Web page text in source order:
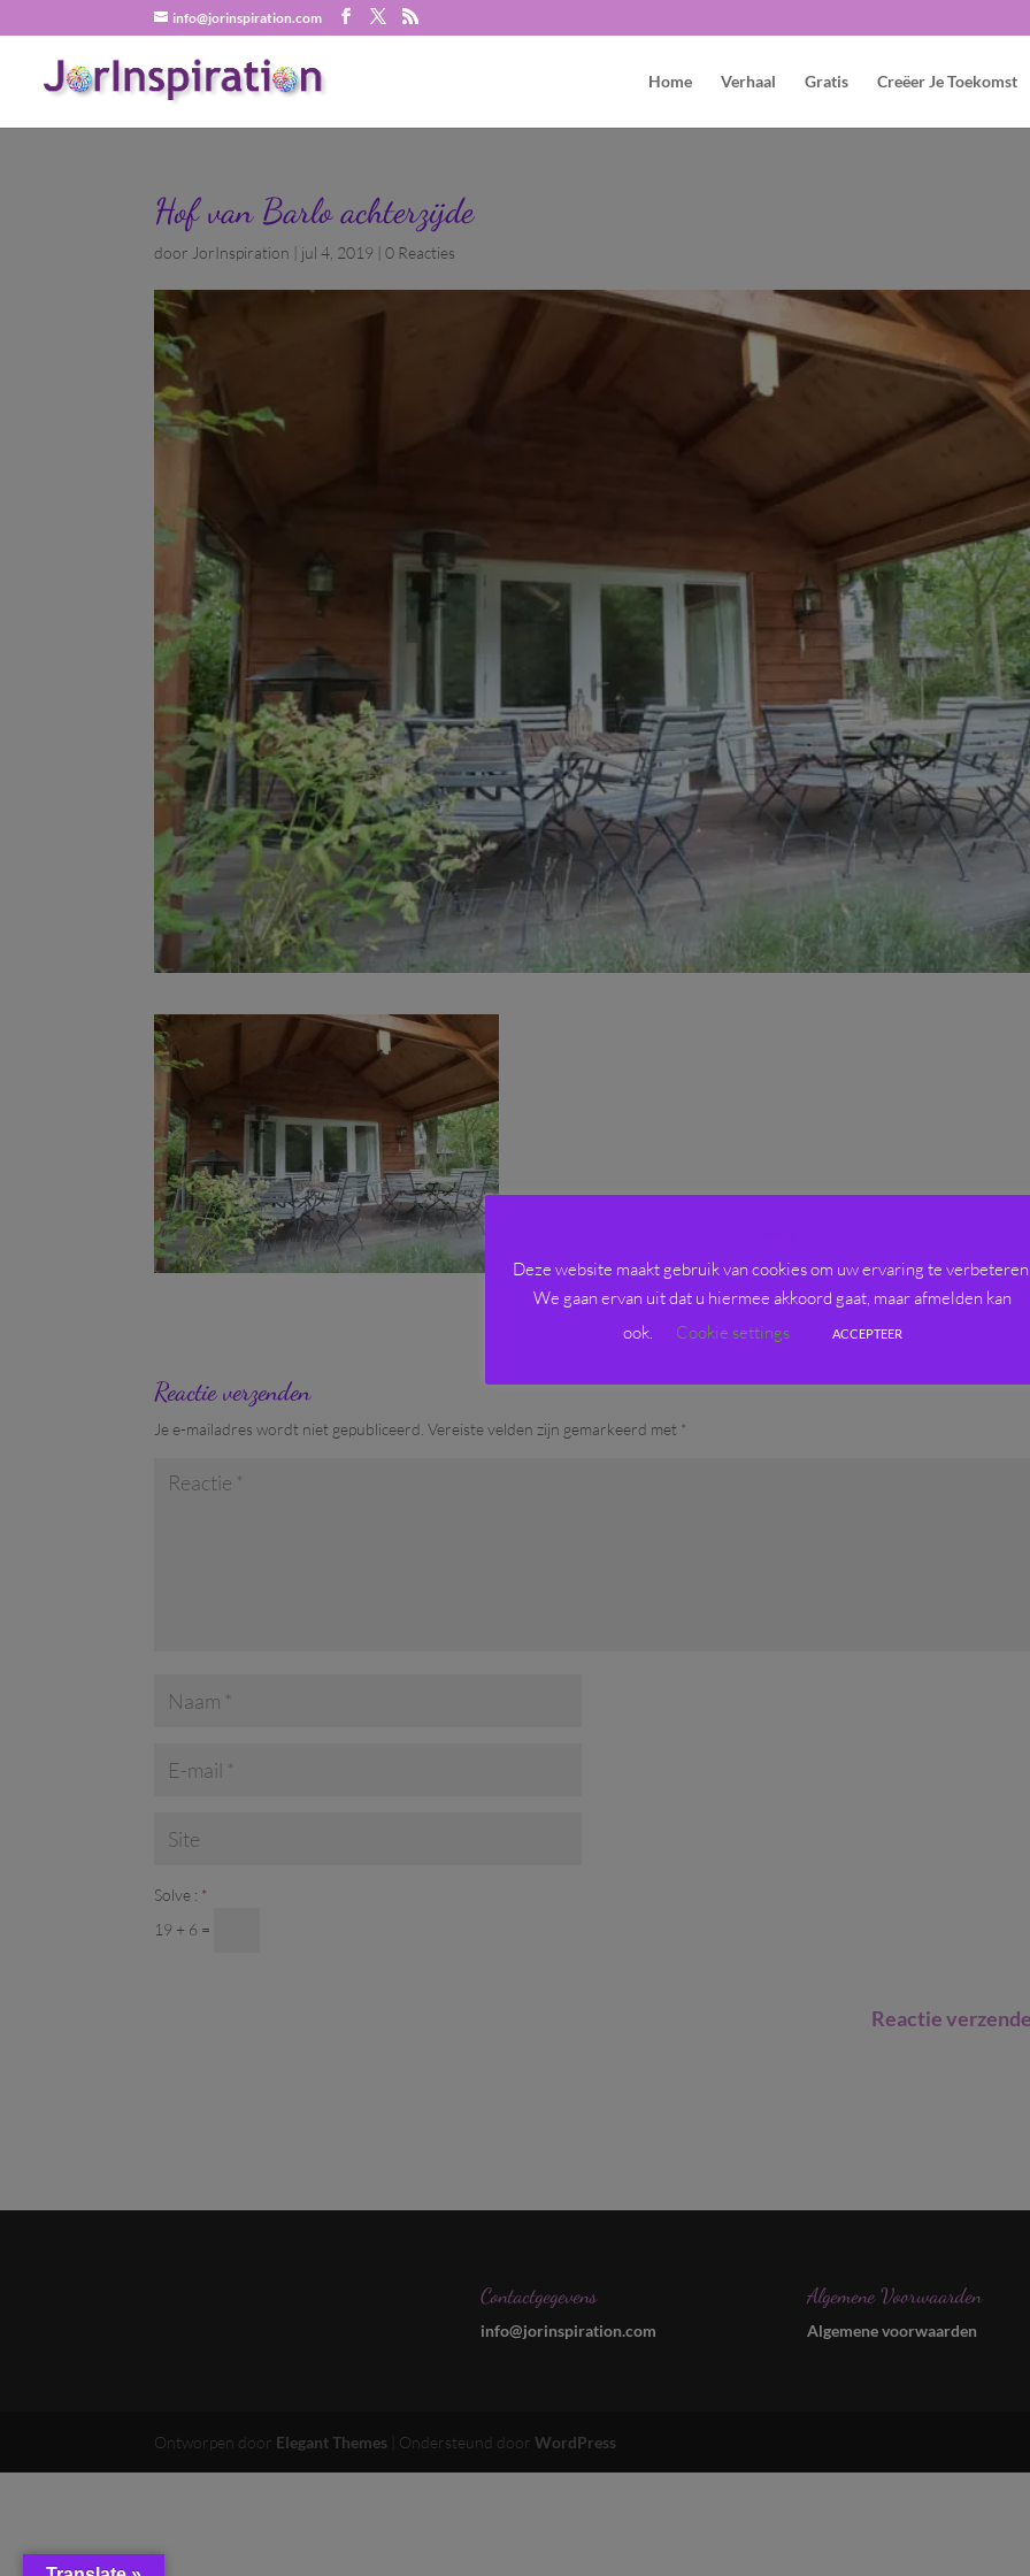
info@jorinspiration.com
Home Verhaal Gratis Creëer Je Toekomst
Hof van Barlo achterzijde
door JorInspiration | jul 4, 2019 |0 Reacties
Reactie verzenden
Je e-mailadres wordt niet gepubliceerd. Vereiste velden zijn gemarkeerd met *
Solve : *
19 + 6 =
Contactgegevens
info@jorinspiration.com
Algemene Voorwaarden
Algemene voorwaarden
Ontworpen door Elegant Themes | Ondersteund doorWordPress
Deze website maakt gebruik van cookies om uw ervaring te
We gaan ervan uit dat u hiermee akkoord gaat, maar afmelden kan
ook.
Cookie settings ACCEPTEER